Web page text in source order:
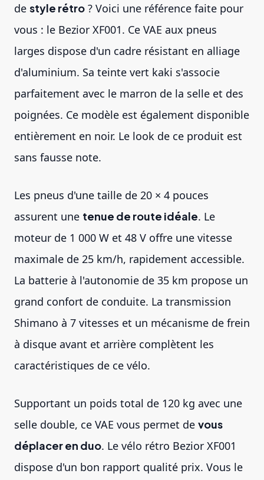
de style rétro ? Voici une référence faite pour
vous : le Bezior XF001. Ce VAE aux pneus
larges dispose d'un cadre résistant en alliage
d'aluminium. Sa teinte vert kaki s'associe
parfaitement avec le marron de la selle et des
poignées. Ce modèle est également disponible
entièrement en noir. Le look de ce produit est
sans fausse note.
Les pneus d'une taille de 20 × 4 pouces
assurent une tenue de route idéale. Le
moteur de 1 000 W et 48 V offre une vitesse
maximale de 25 km/h, rapidement accessible.
La batterie à l'autonomie de 35 km propose un
grand confort de conduite. La transmission
Shimano à 7 vitesses et un mécanisme de frein
à disque avant et arrière complètent les
caractéristiques de ce vélo.
Supportant un poids total de 120 kg avec une
selle double, ce VAE vous permet de vous
déplacer en duo. Le vélo rétro Bezior XF001
dispose d'un bon rapport qualité prix. Vous le